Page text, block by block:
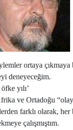
ortaya
deneyeceğim.
yılı’
ve Ortadoğu
farklı olarak,
çalışmıştım.